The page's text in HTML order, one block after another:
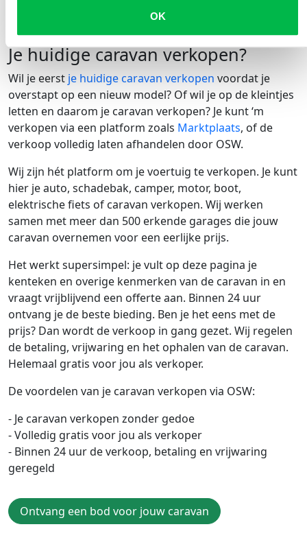
OK
Je huidige caravan verkopen?
Wil je eerst je huidige caravan verkopen voordat je
overstapt op een nieuw model? Of wil je op de kleintjes
letten en daarom je caravan verkopen? Je kunt ‘m
verkopen via een platform zoals Marktplaats, of de
verkoop volledig laten afhandelen door OSW.
Wij zijn hét platform om je voertuig te verkopen. Je kunt
hier je auto, schadebak, camper, motor, boot,
elektrische fiets of caravan verkopen. Wij werken
samen met meer dan 500 erkende garages die jouw
caravan overnemen voor een eerlijke prijs.
Het werkt supersimpel: je vult op deze pagina je
kenteken en overige kenmerken van de caravan in en
vraagt vrijblijvend een offerte aan. Binnen 24 uur
ontvang je de beste bieding. Ben je het eens met de
prijs? Dan wordt de verkoop in gang gezet. Wij regelen
de betaling, vrijwaring en het ophalen van de caravan.
Helemaal gratis voor jou als verkoper.
De voordelen van je caravan verkopen via OSW:
- Je caravan verkopen zonder gedoe
- Volledig gratis voor jou als verkoper
- Binnen 24 uur de verkoop, betaling en vrijwaring
geregeld
Ontvang een bod voor jouw caravan